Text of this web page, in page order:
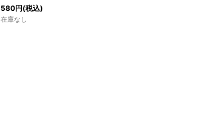
580円(税込)
在庫なし